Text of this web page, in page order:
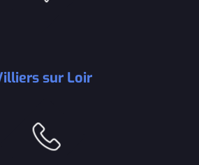
sur Loir